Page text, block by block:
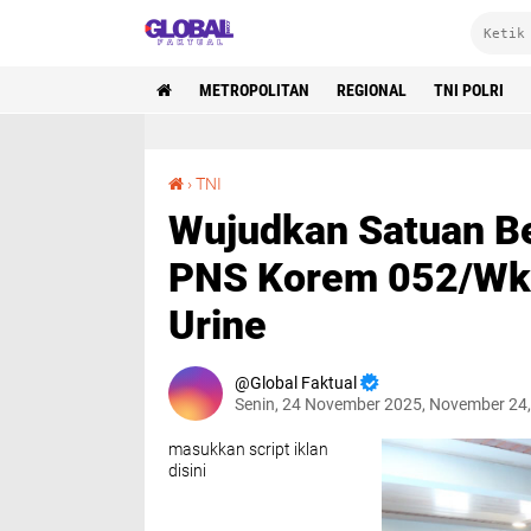
METROPOLITAN REGIONAL TNI POLRI
›TNI
Wujudkan Satuan
PNS Korem 052/
Urine
Global Faktual
Senin, 24 November 2025, November
masukkan script iklan
disini